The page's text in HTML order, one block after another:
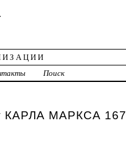
Поиск
КАРЛА МАРКСА 167